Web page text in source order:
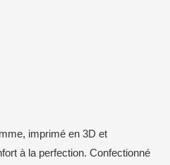
imprimé en 3D et
à la perfection. Confectionné